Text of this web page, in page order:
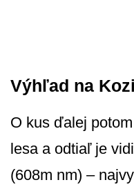
Výhľad na
O kus ďalej
lesa a odtiaľ je
(608m nm) –